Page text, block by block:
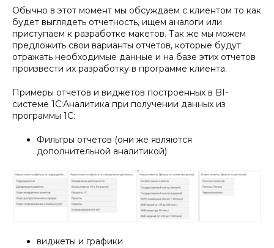
Обычно в этот момент мы обсуждаем с клиентом то как
будет выглядеть отчетность, ищем аналоги или
приступаем к разработке макетов. Так же мы можем
предложить свои варианты отчетов, которые будут
отражать необходимые данные и на базе этих отчетов
произвести их разработку в программе клиента.
Примеры отчетов и виджетов построенных в BI-
системе 1С:Аналитика при получении данных из
программы 1С:
Фильтры отчетов (они же являются
дополнительной аналитикой)
виджеты и графики